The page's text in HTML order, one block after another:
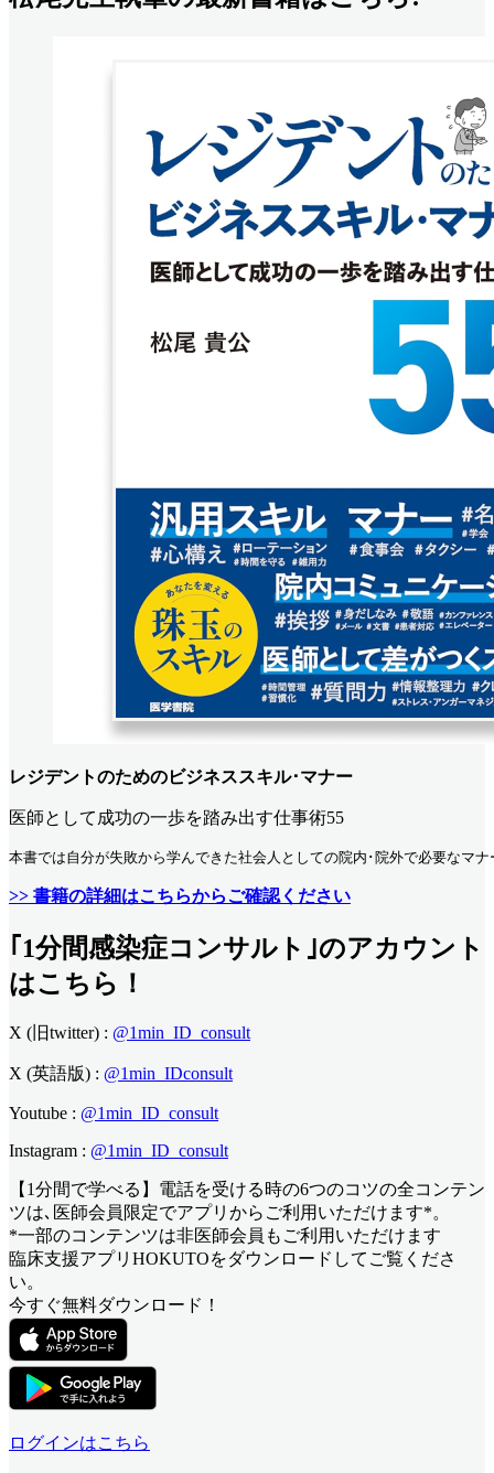
レジデントのためのビジネススキル･マナー
医師として成功の一歩を踏み出す仕事術55
本書では自分が失敗から学んできた社会人としての院内･院外で必要なマ
>> 書籍の詳細はこちらからご確認ください
｢1分間感染症コンサルト｣のアカウント
はこちら！
X (旧twitter) : @1min_ID_consult
X (英語版) : @1min_IDconsult
Youtube : @1min_ID_consult
Instagram : @1min_ID_consult
【1分間で学べる】電話を受ける時の6つのコツの全コンテン
ツは､医師会員限定でアプリからご利用いただけます*。
*一部のコンテンツは非医師会員もご利用いただけます
臨床支援アプリHOKUTOをダウンロードしてご覧くださ
い。
今すぐ無料ダウンロード！
ログインはこちら